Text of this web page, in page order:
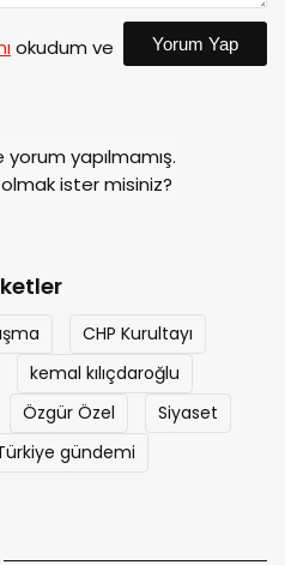
okudum ve
Yorum Yap
yapılmamış.
ister misiniz?
CHP Kurultayı
kemal kılıçdaroğlu
Özgür Özel
Siyaset
gündemi